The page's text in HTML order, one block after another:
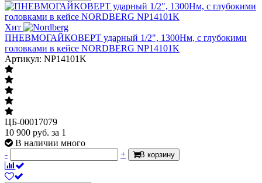
Хит
ПНЕВМОГАЙКОВЕРТ ударный 1/2", 1300Нм, с глубокими
головками в кейсе NORDBERG NP14101K
Артикул: NP14101K
ЦБ-00017079
10 900 руб. за 1
В наличии много
-
+ В корзину